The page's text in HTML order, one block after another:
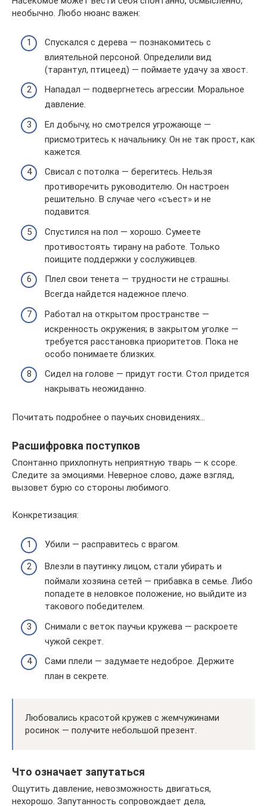
необычно. Любо нюанс важен:
Спускался с дерева — познакомитесь с
влиятельной персоной. Определили вид
(тарантул, птицеед) — поймаете удачу за хвост.
Нападал — подвергнетесь агрессии. Моральное
давление.
Ел добычу, но смотрелся угрожающе —
присмотритесь к начальнику. Он не так прост, как
кажется.
Свисал с потолка — берегитесь. Нельзя
противоречить руководителю. Он настроен
решительно. В случае чего «съест» и не
подавится.
Спустился на пол — хорошо. Сумеете
противостоять тирану на работе. Только
поищите поддержки у сослуживцев.
Плел свои тенета — трудности не страшны.
Всегда найдется надежное плечо.
Работал на открытом пространстве —
искренность окружения; в закрытом уголке —
требуется расстановка приоритетов. Пока не
особо понимаете близких.
Сидел на голове — придут гости. Стол придется
накрывать неожиданно.
Почитать подробнее о паучьих сновидениях…
Расшифровка поступков
Спонтанно прихлопнуть неприятную тварь — к ссоре.
Следите за эмоциями. Неверное слово, даже взгляд,
вызовет бурю со стороны любимого.
Конкретизация:
Убили — расправитесь с врагом.
Влезли в паутинку лицом, стали убирать и
поймали хозяина сетей — прибавка в семье. Либо
попадете в неловкое положение, но выйдите из
такового победителем.
Снимали с веток паучьи кружева — раскроете
чужой секрет.
Сами плели — задумаете недоброе. Держите
план в секрете.
Любовались красотой кружев с жемчужинами
росинок — получите небольшой презент.
Что означает запутаться
Ощутить давление, невозможность двигаться,
нехорошо. Запутанность сопровождает дела,